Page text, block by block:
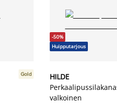
Gold
-50%
Huipputarjous
HILDE
valkoinen